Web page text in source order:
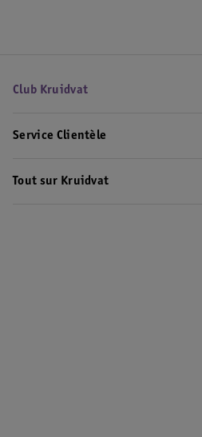
Club Kruidvat
Service Clientèle
Tout sur Kruidvat